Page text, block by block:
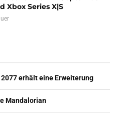
Xbox Series X|S
erhält eine Erweiterung
Mandalorian